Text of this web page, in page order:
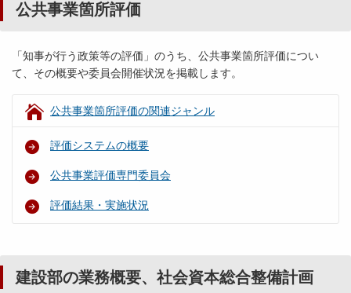
公共事業箇所評価
「知事が行う政策等の評価」のうち、公共事業箇所評価につい
て、その概要や委員会開催状況を掲載します。
公共事業箇所評価の関連ジャンル
評価システムの概要
公共事業評価専門委員会
評価結果・実施状況
建設部の業務概要、社会資本総合整備計画